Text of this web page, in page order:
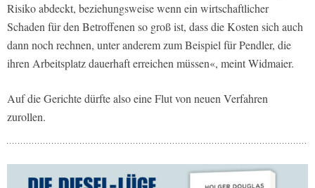
Risiko abdeckt, beziehungsweise wenn ein wirtschaftlicher
Schaden für den Betroffenen so groß ist, dass die Kosten sich auch
dann noch rechnen, unter anderem zum Beispiel für Pendler, die
ihren Arbeitsplatz dauerhaft erreichen müssen«, meint Widmaier.
Auf die Gerichte dürfte also eine Flut von neuen Verfahren
zurollen.